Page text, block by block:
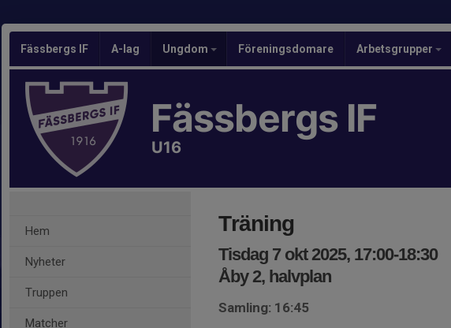
Fässbergs IF A-lag Ungdom Föreningsdomare Arbetsgrupper
Fässbergs IF
U16
Hem
Nyheter
Truppen
Matcher
Träning
Tisdag 7 okt 2025, 17:00-18:30
Åby 2, halvplan
Samling: 16:45